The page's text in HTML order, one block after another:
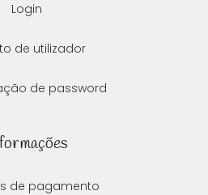
Login
de utilizador
de password
de pagamento